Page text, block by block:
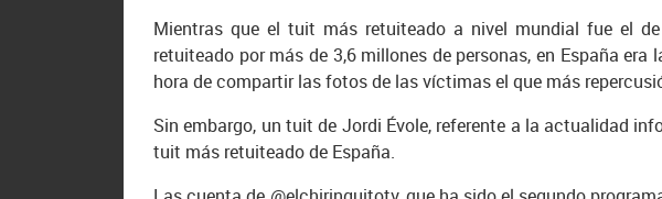
Mientras que el tuit más retuiteado a nivel mundial fue el
retuiteado por más de 3,6 millones de personas, en España
hora de compartir las fotos de las víctimas el que más
Sin embargo, un tuit de Jordi Évole, referente a la actualidad
tuit más retuiteado de España.